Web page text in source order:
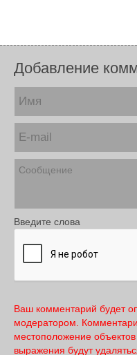
Добавление
Введите слова
Ваш комментарий будет
модератором.
местоположение
выражения будут